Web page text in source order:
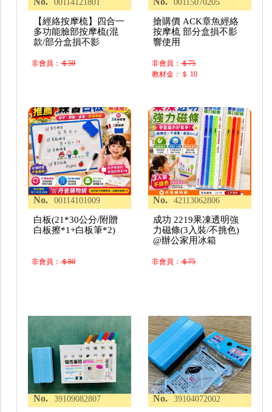
00114121801
【經絡按摩梳】四合一
多功能臉部按摩梳(混
款/部分盒損不影
非會員：＄50
00115070205
搶購價 ACK章魚經絡
按摩梳 部分盒損不影
響使用
非會員：＄75
教材金：＄ 10
No. 00114101009
白板(21*30公分/附贈
白板擦*1+白板筆*2)
非會員：＄80
No. 42113062806
成功 2219果凍透明強
力磁條(3入裝/不挑色)
@辦公家用冰箱
非會員：＄75
No. 39109082807 No. 39104072002